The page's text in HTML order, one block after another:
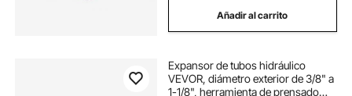
Añadir al carrito
Expansor de tubos hidráulico
VEVOR, diámetro exterior de 3/8" a
1-1/8", herramienta de prensado